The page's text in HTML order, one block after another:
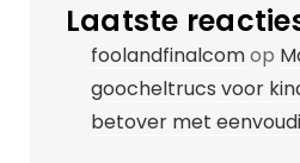
Laatste
foolandfinalcomop
goocheltrucs voor
betover met